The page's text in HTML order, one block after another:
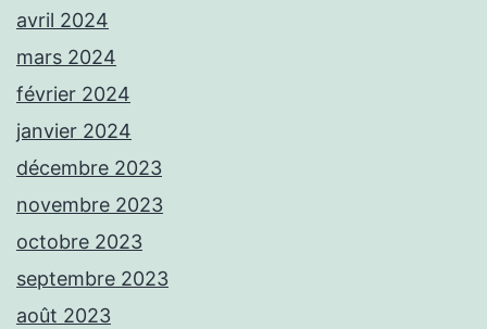
avril 2024
mars 2024
février 2024
janvier 2024
décembre 2023
novembre 2023
octobre 2023
septembre 2023
août 2023